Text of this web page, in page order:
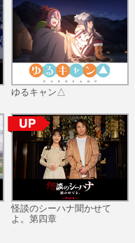
ゆるキャン△
怪談のシーハナ聞かせて
よ。第四章